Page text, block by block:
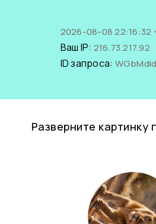
2026-08-08 22:16:32
Ваш IP: 216.73.217.92
ID запроса:
Разверните картинку